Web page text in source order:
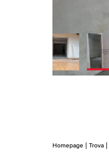
Homepage Trova